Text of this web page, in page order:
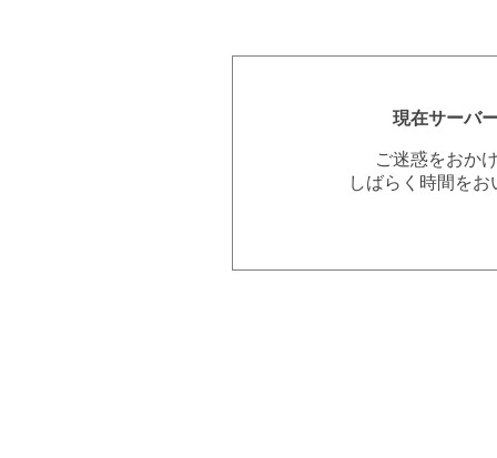
現在サーバ
ご迷惑をおか
しばらく時間を